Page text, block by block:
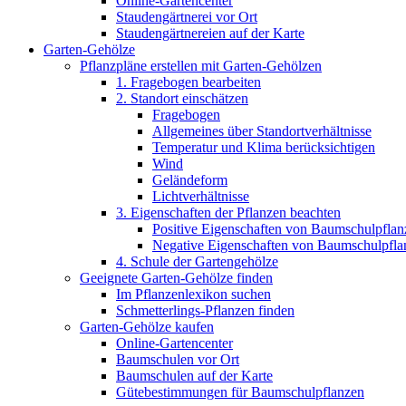
Staudengärtnerei vor Ort
Staudengärtnereien auf der Karte
Garten-Gehölze
Pflanzpläne erstellen mit Garten-Gehölzen
1. Fragebogen bearbeiten
2. Standort einschätzen
Fragebogen
Allgemeines über Standortverhältnisse
Temperatur und Klima berücksichtigen
Wind
Geländeform
Lichtverhältnisse
3. Eigenschaften der Pflanzen beachten
Positive Eigenschaften von
Negative Eigenschaften von
4. Schule der Gartengehölze
Geeignete Garten-Gehölze finden
Im Pflanzenlexikon suchen
Schmetterlings-Pflanzen finden
Garten-Gehölze kaufen
Online-Gartencenter
Baumschulen vor Ort
Baumschulen auf der Karte
Gütebestimmungen für Baumschulpflanzen